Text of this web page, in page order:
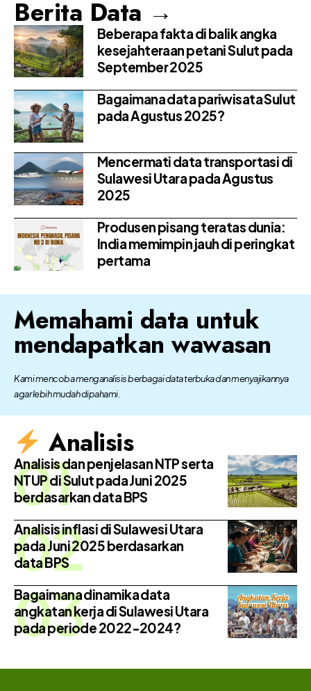
Berita Data →
Beberapa fakta di balik angka
kesejahteraan petani Sulut pada
September 2025
Bagaimana data pariwisata Sulut
pada Agustus 2025?
Mencermati data transportasi di
Sulawesi Utara pada Agustus
2025
Produsen pisang teratas dunia:
India memimpin jauh di peringkat
pertama
Memahami data untuk
mendapatkan wawasan
Kami mencoba menganalisis berbagai data terbuka dan menyajikannya
agar lebih mudah dipahami.
Analisis
Analisis dan penjelasan NTP serta
NTUP di Sulut pada Juni 2025
berdasarkan data BPS
Analisis inflasi di Sulawesi Utara
pada Juni 2025 berdasarkan
data BPS
Bagaimana dinamika data
angkatan kerja di Sulawesi Utara
pada periode 2022-2024?